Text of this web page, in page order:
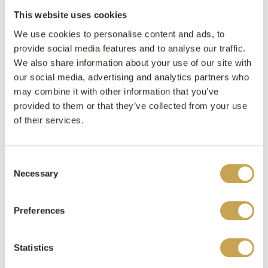
This website uses cookies
We use cookies to personalise content and ads, to
provide social media features and to analyse our traffic.
We also share information about your use of our site with
our social media, advertising and analytics partners who
may combine it with other information that you’ve
provided to them or that they’ve collected from your use
of their services.
Selection
Necessary
Preferences
Statistics
Inspiratieboek aanvragen
Offerte opvragen